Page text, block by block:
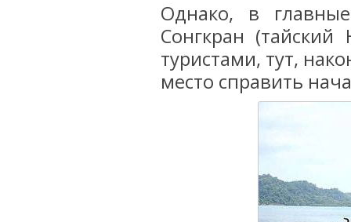
Однако, в
Сонгкран
туристами, тут,
место справить